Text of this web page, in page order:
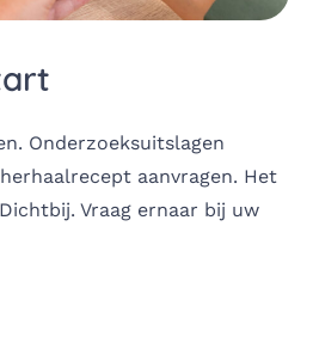
Onderzoeksuitslagen
aanvragen. Het
Vraag ernaar bij uw